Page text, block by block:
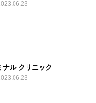
ナル クリニック